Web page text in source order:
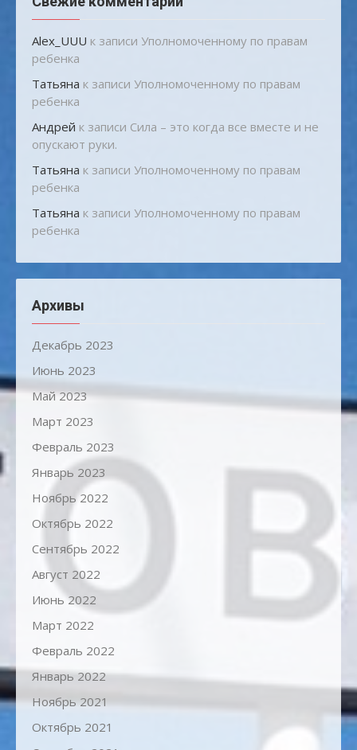
Alex_UUU к записи Уполномоченному по правам
ребенка
Татьяна к записи Уполномоченному по правам
ребенка
Андрей к записи Сила – это когда все вместе и не
опускают руки.
Татьяна к записи Уполномоченному по правам
ребенка
Татьяна к записи Уполномоченному по правам
ребенка
Архивы
Декабрь 2023
Июнь 2023
Май 2023
Март 2023
Февраль 2023
Январь 2023
Ноябрь 2022
Октябрь 2022
Сентябрь 2022
Август 2022
Июнь 2022
Март 2022
Февраль 2022
Январь 2022
Ноябрь 2021
Октябрь 2021